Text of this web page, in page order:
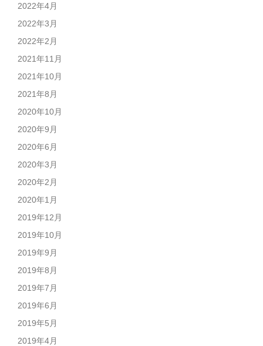
2022年4月
2022年3月
2022年2月
2021年11月
2021年10月
2021年8月
2020年10月
2020年9月
2020年6月
2020年3月
2020年2月
2020年1月
2019年12月
2019年10月
2019年9月
2019年8月
2019年7月
2019年6月
2019年5月
2019年4月